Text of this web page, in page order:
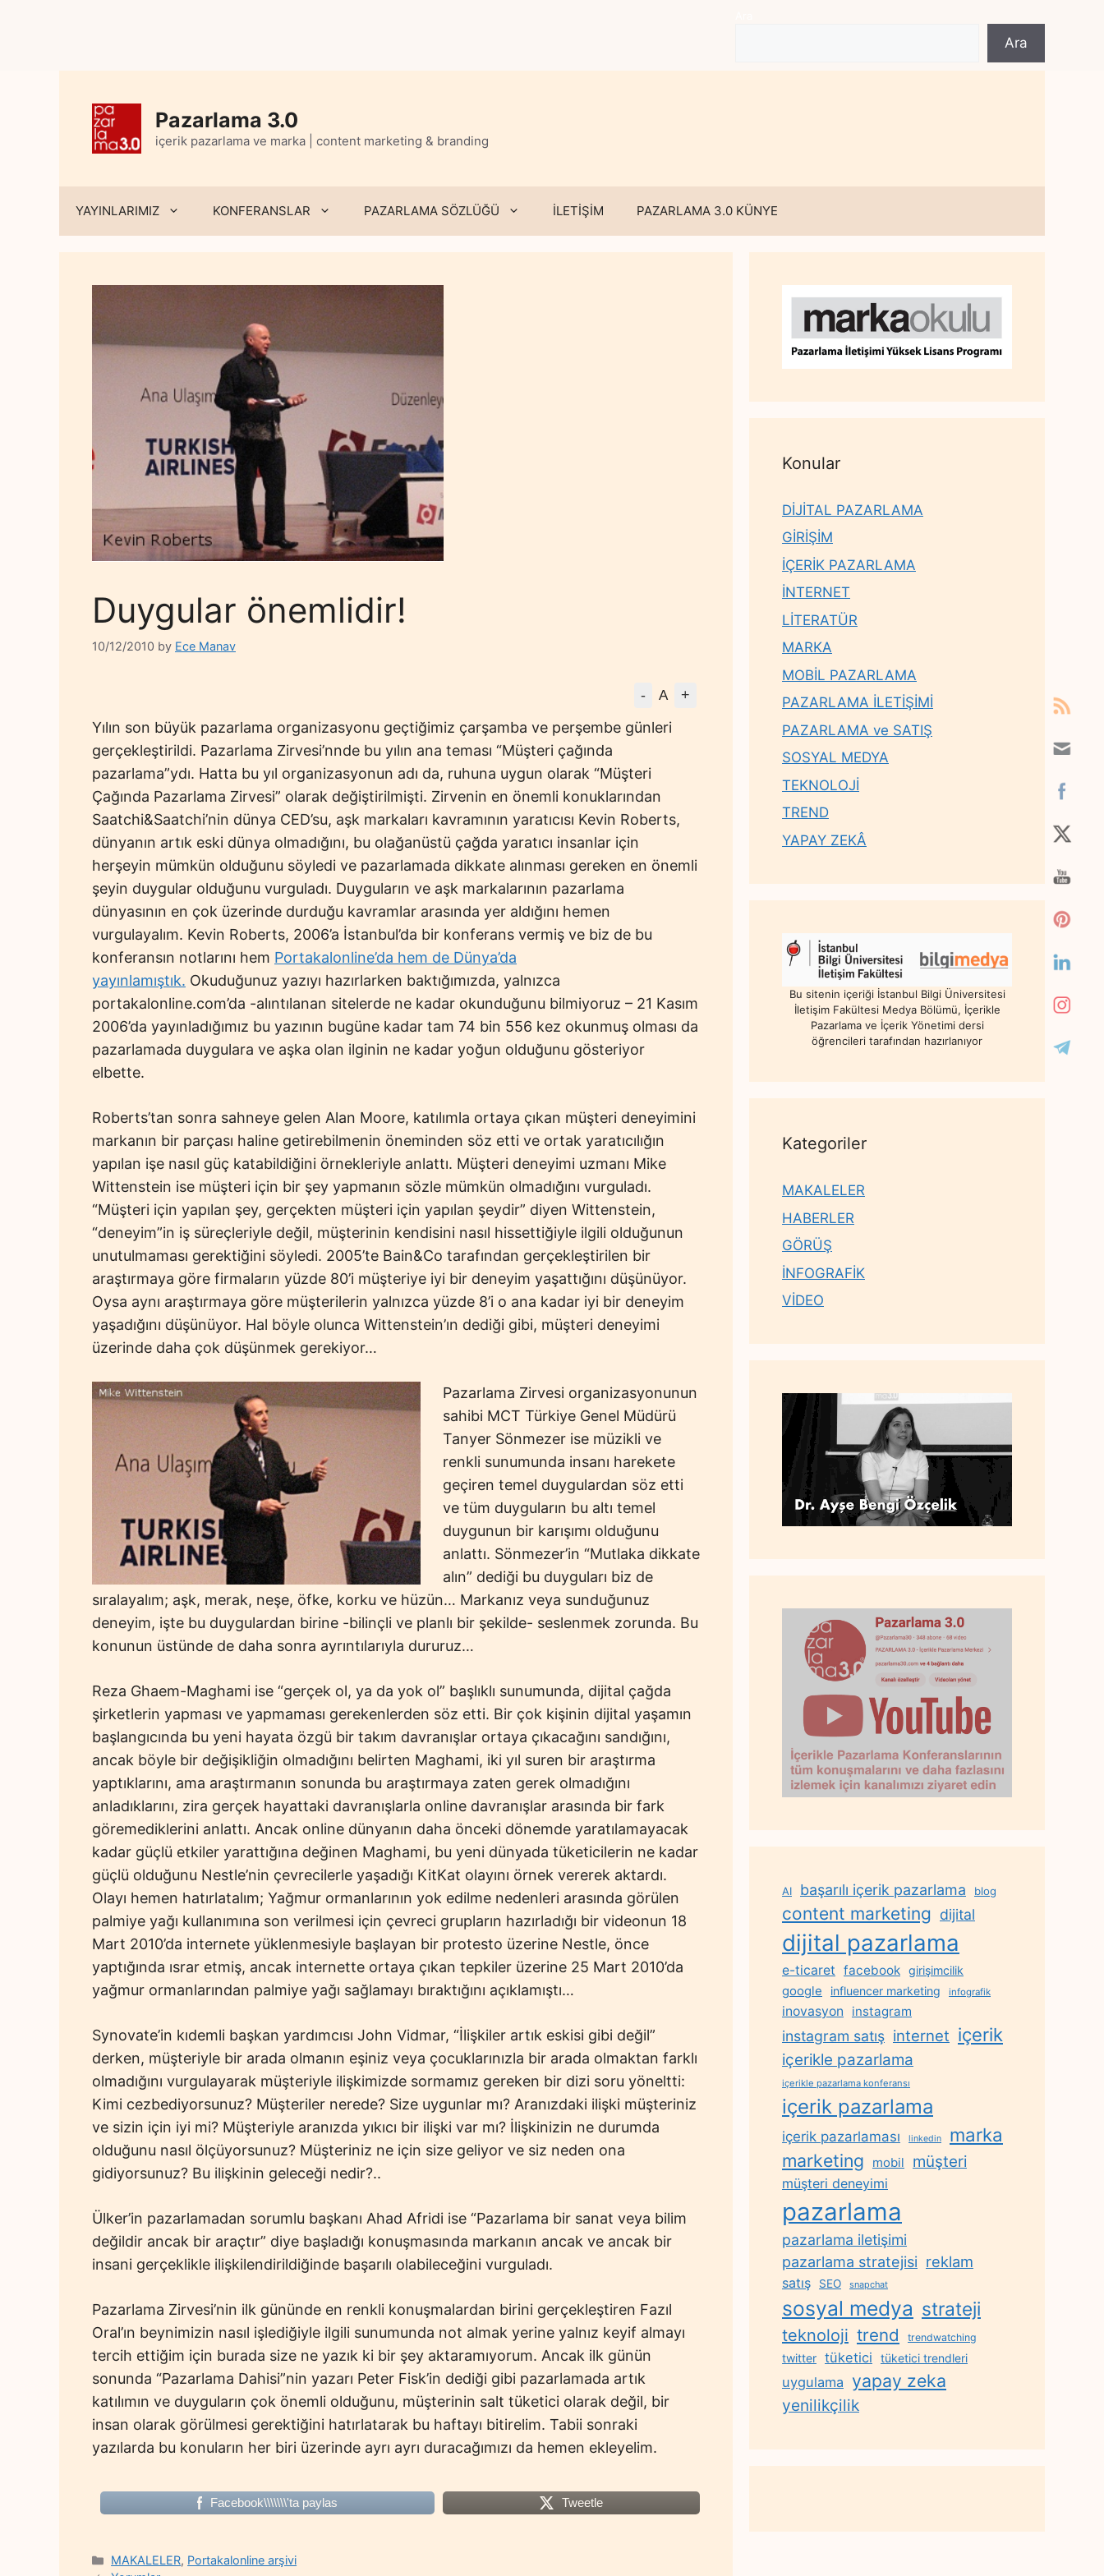
Ara
Pazarlama 3.0
içerik pazarlama ve marka | content marketing & branding
YAYINLARIMIZ KONFERANSLAR PAZARLAMA SÖZLÜĞÜ İLETİŞİM PAZARLAMA 3.0 KÜNYE
Duygular önemlidir!
10/12/2010 by Ece Manav
- A +
Yılın son büyük pazarlama organizasyonu geçtiğimiz çarşamba ve perşembe günleri
gerçekleştirildi. Pazarlama Zirvesi’nnde bu yılın ana teması “Müşteri çağında
pazarlama”ydı. Hatta bu yıl organizasyonun adı da, ruhuna uygun olarak “Müşteri
Çağında Pazarlama Zirvesi” olarak değiştirilmişti. Zirvenin en önemli konuklarından
Saatchi&Saatchi’nin dünya CED’su, aşk markaları kavramının yaratıcısı Kevin Roberts,
dünyanın artık eski dünya olmadığını, bu olağanüstü çağda yaratıcı insanlar için
herşeyin mümkün olduğunu söyledi ve pazarlamada dikkate alınması gereken en önemli
şeyin duygular olduğunu vurguladı. Duyguların ve aşk markalarının pazarlama
dünyasının en çok üzerinde durduğu kavramlar arasında yer aldığını hemen
vurgulayalım. Kevin Roberts, 2006’a İstanbul’da bir konferans vermiş ve biz de bu
konferansın notlarını hem Portakalonline’da hem de Dünya’da
yayınlamıştık. Okuduğunuz yazıyı hazırlarken baktığımızda, yalnızca
portakalonline.com’da -alıntılanan sitelerde ne kadar okunduğunu bilmiyoruz – 21 Kasım
2006’da yayınladığımız bu yazının bugüne kadar tam 74 bin 556 kez okunmuş olması da
pazarlamada duygulara ve aşka olan ilginin ne kadar yoğun olduğunu gösteriyor
elbette.
Roberts’tan sonra sahneye gelen Alan Moore, katılımla ortaya çıkan müşteri deneyimini
markanın bir parçası haline getirebilmenin öneminden söz etti ve ortak yaratıcılığın
yapılan işe nasıl güç katabildiğini örnekleriyle anlattı. Müşteri deneyimi uzmanı Mike
Wittenstein ise müşteri için bir şey yapmanın sözle mümkün olmadığını vurguladı.
“Müşteri için yapılan şey, gerçekten müşteri için yapılan şeydir” diyen Wittenstein,
“deneyim”in iş süreçleriyle değil, müşterinin kendisini nasıl hissettiğiyle ilgili olduğunun
unutulmaması gerektiğini söyledi. 2005’te Bain&Co tarafından gerçekleştirilen bir
araştırmaya göre firmaların yüzde 80’i müşteriye iyi bir deneyim yaşattığını düşünüyor.
Oysa aynı araştırmaya göre müşterilerin yalnızca yüzde 8’i o ana kadar iyi bir deneyim
yaşadığını düşünüyor. Hal böyle olunca Wittenstein’ın dediği gibi, müşteri deneyimi
üzerinde daha çok düşünmek gerekiyor…
Pazarlama Zirvesi organizasyonunun
sahibi MCT Türkiye Genel Müdürü
Tanyer Sönmezer ise müzikli ve
renkli sunumunda insanı harekete
geçiren temel duygulardan söz etti
ve tüm duyguların bu altı temel
duygunun bir karışımı olduğunu
anlattı. Sönmezer’in “Mutlaka dikkate
alın” dediği bu duyguları biz de
sıralayalım; aşk, merak, neşe, öfke, korku ve hüzün… Markanız veya sunduğunuz
deneyim, işte bu duygulardan birine -bilinçli ve planlı bir şekilde- seslenmek zorunda. Bu
konunun üstünde de daha sonra ayrıntılarıyla dururuz…
Reza Ghaem-Maghami ise “gerçek ol, ya da yok ol” başlıklı sunumunda, dijital çağda
şirketlerin yapması ve yapmaması gerekenlerden söz etti. Bir çok kişinin dijital yaşamın
başlangıcında bu yeni hayata özgü bir takım davranışlar ortaya çıkacağını sandığını,
ancak böyle bir değişikliğin olmadığını belirten Maghami, iki yıl suren bir araştırma
yaptıklarını, ama araştırmanın sonunda bu araştırmaya zaten gerek olmadığını
anladıklarını, zira gerçek hayattaki davranışlarla online davranışlar arasında bir fark
göremediklerini anlattı. Ancak online dünyanın daha önceki dönemde yaratılamayacak
kadar güçlü etkiler yarattığına değinen Maghami, bu yeni dünyada tüketicilerin ne kadar
güçlü olduğunu Nestle’nin çevrecilerle yaşadığı KitKat olayını örnek vererek aktardı.
Olayı hemen hatırlatalım; Yağmur ormanlarının yok edilme nedenleri arasında görülen
palmiye yağı kullanımına son verilmesi için çevreci grupların hazırladığı bir videonun 18
Mart 2010’da internete yüklenmesiyle başlayan bir protesto üzerine Nestle, önce
yaptığında ısrar etmiş, ancak internette ortaya çıkan tepkiler üzerine 25 Mart 2010’da
yağmur ormanlarından palmiye yağı sağlamayı bıraktığını açıklamıştı…
Synovate’in kıdemli başkan yardımcısı John Vidmar, “İlişkiler artık eskisi gibi değil”
derken, müşteriyle bir arada olmanın eşiniz veya çocuklarınızla bir arada olmaktan farklı
olmadığını vurgulayarak müşteriyle ilişkimizde sormamız gereken bir dizi soru yöneltti:
Kimi cezbediyorsunuz? Müşteriler nerede? Size uygunlar mı? Aranızdaki ilişki müşteriniz
ve sizin için iyi mi? Müşteriyle aranızda yıkıcı bir ilişki var mı? İlişkinizin ne durumda
olduğunu nasıl ölçüyorsunuz? Müşteriniz ne için size geliyor ve siz neden ona
gidiyorsunuz? Bu ilişkinin geleceği nedir?..
Ülker’in pazarlamadan sorumlu başkanı Ahad Afridi ise “Pazarlama bir sanat veya bilim
değildir ancak bir araçtır” diye başladığı konuşmasında markanın ancak ve ancak bir
insani gerçeklikle ilişkilendirildiğinde başarılı olabileceğini vurguladı.
Pazarlama Zirvesi’nin ilk gününde en renkli konuşmalardan birini gerçekleştiren Fazıl
Oral’ın beynimizin nasıl işlediğiyle ilgili sunumunda not almak yerine yalnız keyif almayı
tercih ettiğim için burada size ne yazık ki bir şey aktaramıyorum. Ancak ilk günün
sonunda “Pazarlama Dahisi”nin yazarı Peter Fisk’in dediği gibi pazarlamada artık
katılımın ve duyguların çok önemli olduğunu, müşterinin salt tüketici olarak değil, bir
insan olarak görülmesi gerektiğini hatırlatarak bu haftayı bitirelim. Tabii sonraki
yazılarda bu konuların her biri üzerinde ayrı ayrı duracağımızı da hemen ekleyelim.
Facebook\\\\\\\'ta paylas Tweetle
Categories
MAKALELER, Portakalonline arşivi
Konular
DİJİTAL PAZARLAMA
GİRİŞİM
İÇERİK PAZARLAMA
İNTERNET
LİTERATÜR
MARKA
MOBİL PAZARLAMA
PAZARLAMA İLETİŞİMİ
PAZARLAMA ve SATIŞ
SOSYAL MEDYA
TEKNOLOJİ
TREND
YAPAY ZEKÂ
Bu sitenin içeriği İstanbul Bilgi Üniversitesi
İletişim Fakültesi Medya Bölümü, İçerikle
Pazarlama ve İçerik Yönetimi dersi
öğrencileri tarafından hazırlanıyor
Kategoriler
MAKALELER
HABERLER
GÖRÜŞ
İNFOGRAFİK
VİDEO
AI başarılı içerik pazarlama blog
content marketing dijital
dijital pazarlama
e-ticaret facebook girişimcilik
google influencer marketing infografik
inovasyon instagram
instagram satış internet içerik
içerikle pazarlama
içerikle pazarlama konferansı
içerik pazarlama
içerik pazarlaması linkedin marka
marketing mobil müşteri
müşteri deneyimi
pazarlama
pazarlama iletişimi
pazarlama stratejisi reklam
satış SEO snapchat
sosyal medya strateji
teknoloji trend trendwatching
twitter tüketici tüketici trendleri
uygulama yapay zeka
yenilikçilik